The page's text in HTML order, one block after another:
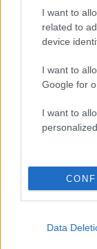
I want to
related to
device
I want to
Google for
I want to
Data